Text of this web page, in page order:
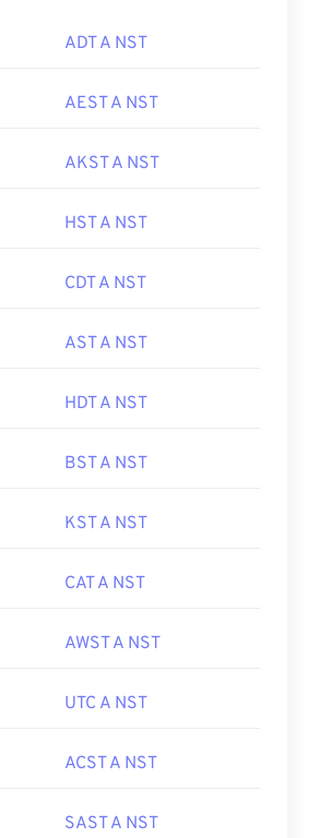
ADT A NST
AEST A NST
AKST A NST
HST A NST
CDT A NST
AST A NST
HDT A NST
BST A NST
KST A NST
CAT A NST
AWST A NST
UTC A NST
ACST A NST
SAST A NST